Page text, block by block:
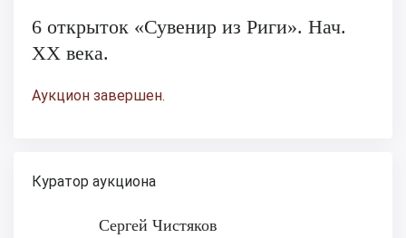
6 открыток «Сувенир из Риги». Нач.
XX века.
Аукцион завершен.
Куратор аукциона
Сергей Чистяков